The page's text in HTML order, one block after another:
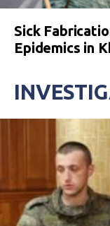
Sick
Epidemics in